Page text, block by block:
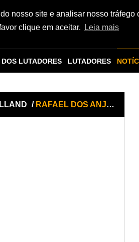
nosso site e analisar nosso tráfego
clique em aceitar.
Leia mais
LUTADORES LUTADORES
/ RAFAEL DOS ANJOS x BRYAN BARBERENA